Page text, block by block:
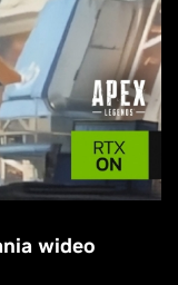
wideo